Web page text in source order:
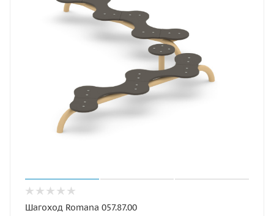
Шагоход Romana 057.87.00